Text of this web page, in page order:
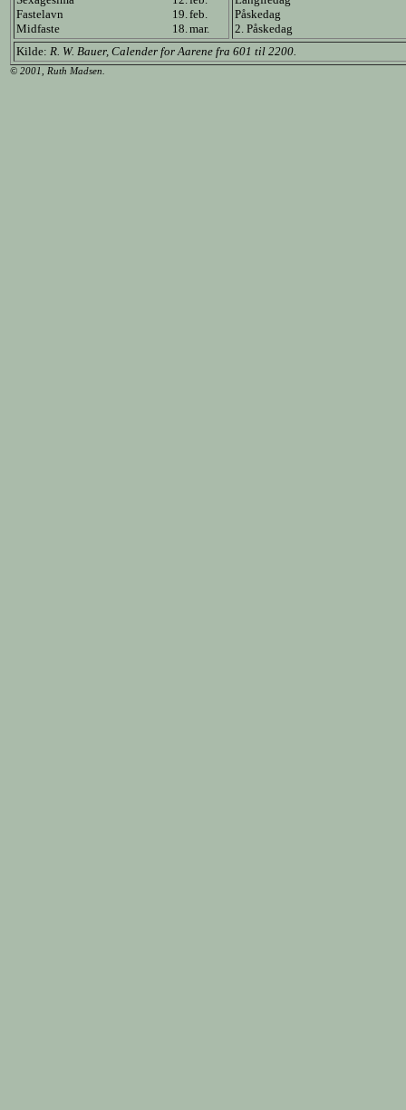
Fastelavn
Midfaste
19.
18.
feb.
mar.
Påskedag
2. Påskedag
Kilde: R. W. Bauer, Calender for Aarene fra 601 til 2200.
© 2001, Ruth Madsen.